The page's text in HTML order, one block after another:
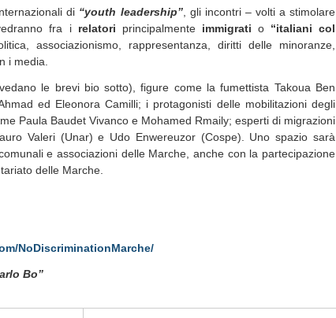
di “youth leadership”, gli incontri – volti a stimolare
fra i relatori principalmente immigrati o “italiani col
associazionismo, rappresentanza, diritti delle minoranze,
i media.
le brevi bio sotto), figure come la fumettista Takoua Ben
ed Eleonora Camilli; i protagonisti delle mobilitazioni degli
Paula Baudet Vivanco e Mohamed Rmaily; esperti di migrazioni
Valeri (Unar) e Udo Enwereuzor (Cospe). Uno spazio sarà
e associazioni delle Marche, anche con la partecipazione
delle Marche.
NoDiscriminationMarche/
Bo”